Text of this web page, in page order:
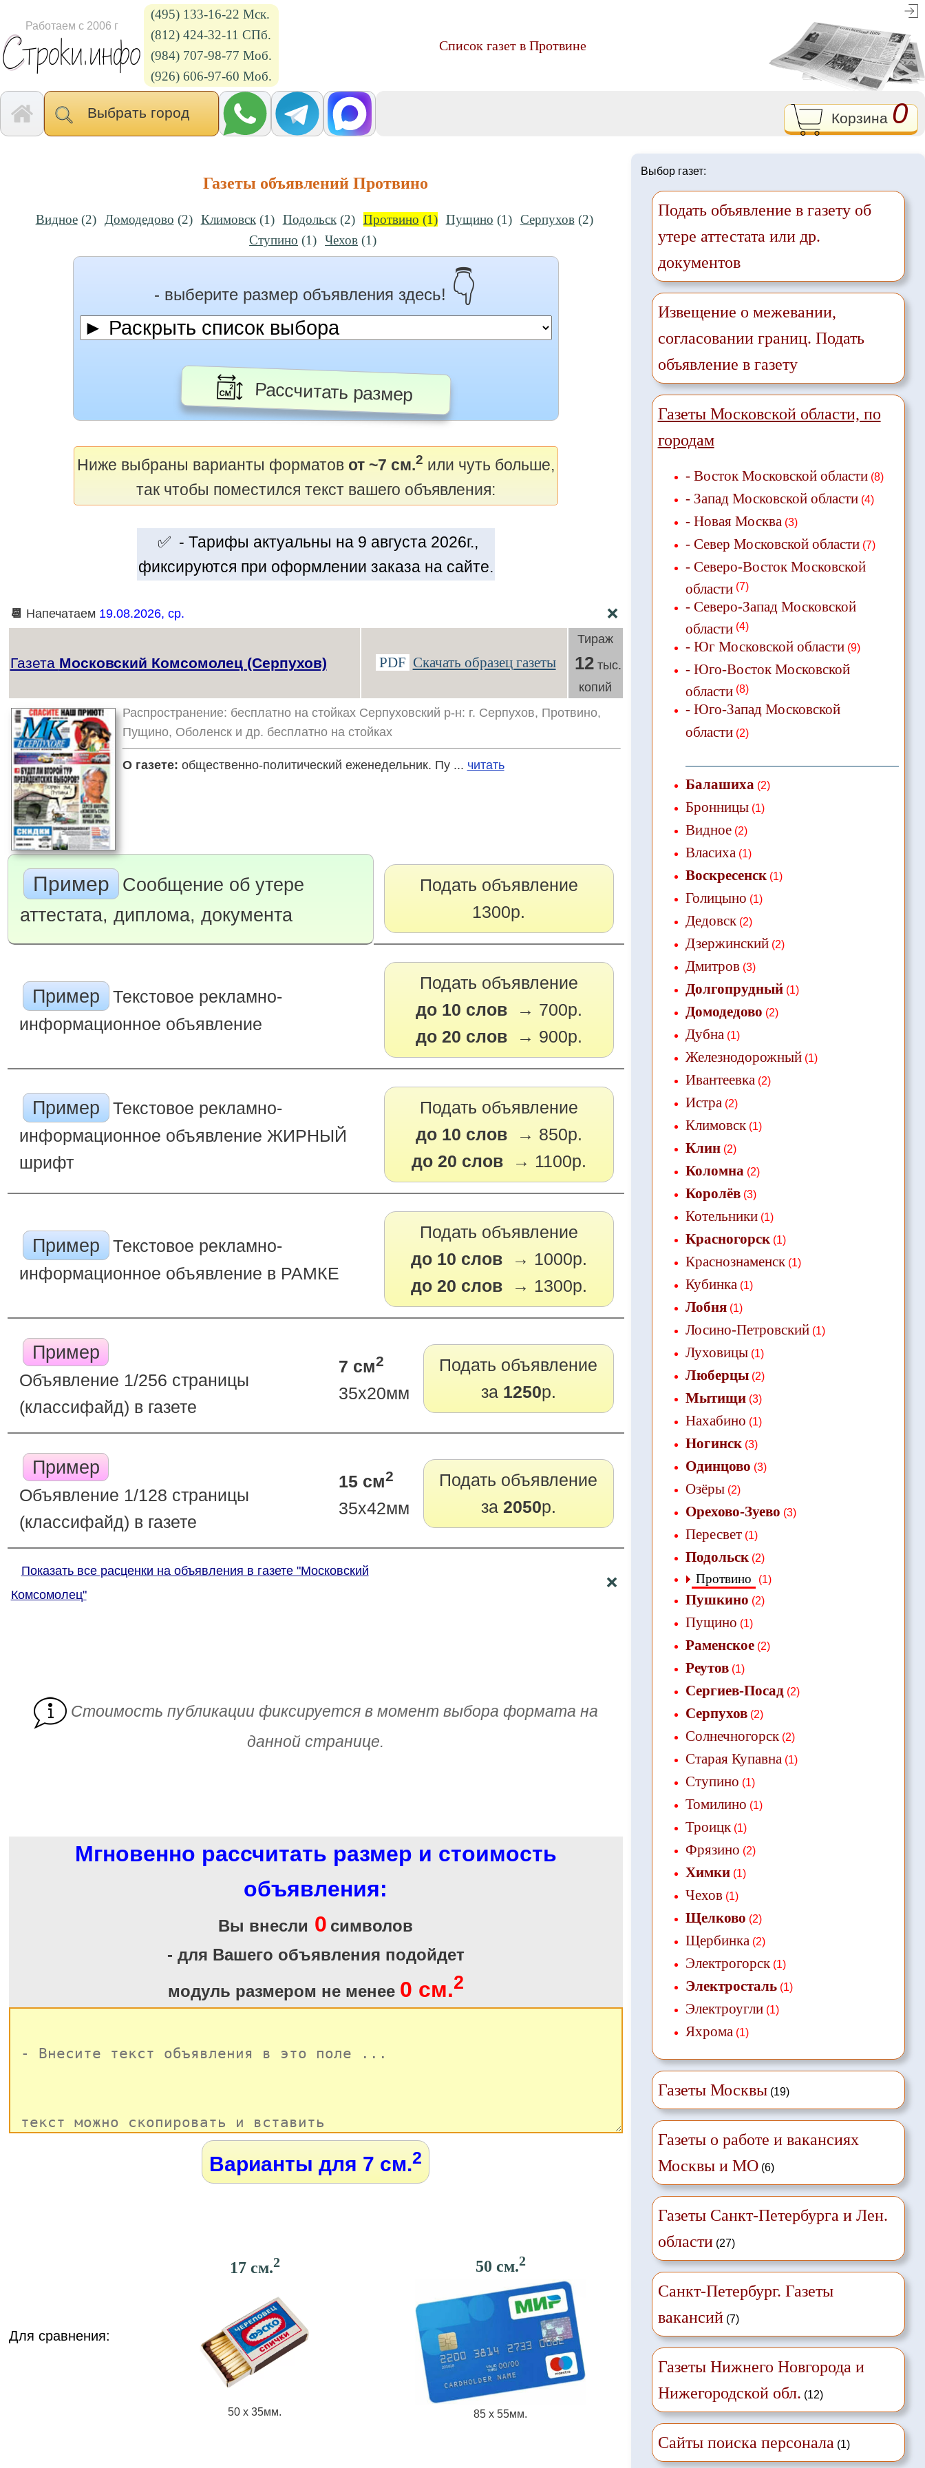
Работаем с 2006 г
(495) 133-16-22 Мск.
(812) 424-32-11 СПб.
(984) 707-98-77 Моб.
(926) 606-97-60 Моб.
Список газет в Протвине
Выбрать город Корзина 0
Газеты объявлений Протвино
Видное(2) Домодедово (2) Климовск(1) Подольск(2) Протвино (1) Пущино (1) Серпухов(2)
Ступино (1) Чехов (1)
- выберите размер объявления здесь! 👇
Рассчитать размер
Ниже выбраны варианты форматов от ~7 см.2 или чуть больше,
так чтобы поместился текст вашего объявления:
✅ - Тарифы актуальны на 9 августа 2026г.,
фиксируются при оформлении заказа на сайте.
📆 Напечатаем 19.08.2026, ср. ❌
Газета Московский Комсомолец (Серпухов) PDF Скачать образец газеты
Тираж
12тыс.
копий
Распространение: бесплатно на стойках Серпуховский р-н: г. Серпухов, Протвино,
Пущино, Оболенск и др. бесплатно на стойках
О газете: общественно-политический еженедельник. Пу ... читать
Пример Сообщение об утере
аттестата, диплома, документа
Подать объявление
1300р.
Пример
Текстовое рекламно-
информационное объявление
Подать объявление
до 10 слов → 700р.
до 20 слов → 900р.
Пример
Текстовое рекламно-
информационное объявление ЖИРНЫЙ
шрифт
Подать объявление
до 10 слов → 850р.
до 20 слов → 1100р.
Пример
Текстовое рекламно-
информационное объявление в РАМКЕ
Подать объявление
до 10 слов → 1000р.
до 20 слов → 1300р.
Пример
Объявление 1/256 страницы
(классифайд) в газете
7 см2
35х20мм
Подать объявление
за 1250р.
Пример
Объявление 1/128 страницы
(классифайд) в газете
15 см2
35х42мм
Подать объявление
за 2050р.
Показать все расценки на объявления в газете "Московский
Комсомолец"
❌
Cтоимость публикации фиксируется в момент выбора формата на
данной странице.
Мгновенно рассчитать размер и стоимость
объявления:
Вы внесли 0 символов
- для Вашего объявления подойдет
модуль размером не менее 0 см.2
Варианты для 7 см.2
Для сравнения:
17 см.2
50 х 35мм.
50 см.2
85 х 55мм.
Выбор газет:
Подать объявление в газету об
утере аттестата или др.
документов
Извещение о межевании,
согласовании границ. Подать
объявление в газету
Газеты Московской области, по
городам
- Восток Московской области(8)
- Запад Московской области(4)
- Новая Москва(3)
- Север Московской области(7)
- Северо-Восток Московской
области(7)
- Северо-Запад Московской
области(4)
- Юг Московской области(9)
- Юго-Восток Московской
области(8)
- Юго-Запад Московской
области(2)
Балашиха(2)
Бронницы(1)
Видное(2)
Власиха(1)
Воскресенск(1)
Голицыно (1)
Дедовск(2)
Дзержинский(2)
Дмитров(3)
Долгопрудный(1)
Домодедово (2)
Дубна(1)
Железнодорожный(1)
Ивантеевка(2)
Истра(2)
Климовск(1)
Клин(2)
Коломна(2)
Королёв(3)
Котельники(1)
Красногорск(1)
Краснознаменск(1)
Кубинка(1)
Лобня(1)
Лосино-Петровский(1)
Луховицы(1)
Люберцы(2)
Мытищи(3)
Нахабино (1)
Ногинск(3)
Одинцово (3)
Озёры(2)
Орехово-Зуево (3)
Пересвет(1)
Подольск(2)
Протвино (1)
Пушкино (2)
Пущино (1)
Раменское(2)
Реутов(1)
Сергиев-Посад(2)
Серпухов(2)
Солнечногорск(2)
Старая Купавна(1)
Ступино (1)
Томилино (1)
Троицк(1)
Фрязино (2)
Химки(1)
Чехов(1)
Щелково (2)
Щербинка(2)
Электрогорск(1)
Электросталь(1)
Электроугли(1)
Яхрома(1)
Газеты Москвы(19)
Газеты о работе и вакансиях
Москвы и МО(6)
Газеты Санкт-Петербурга и Лен.
области(27)
Санкт-Петербург. Газеты
вакансий(7)
Газеты Нижнего Новгорода и
Нижегородской обл. (12)
Сайты поиска персонала(1)